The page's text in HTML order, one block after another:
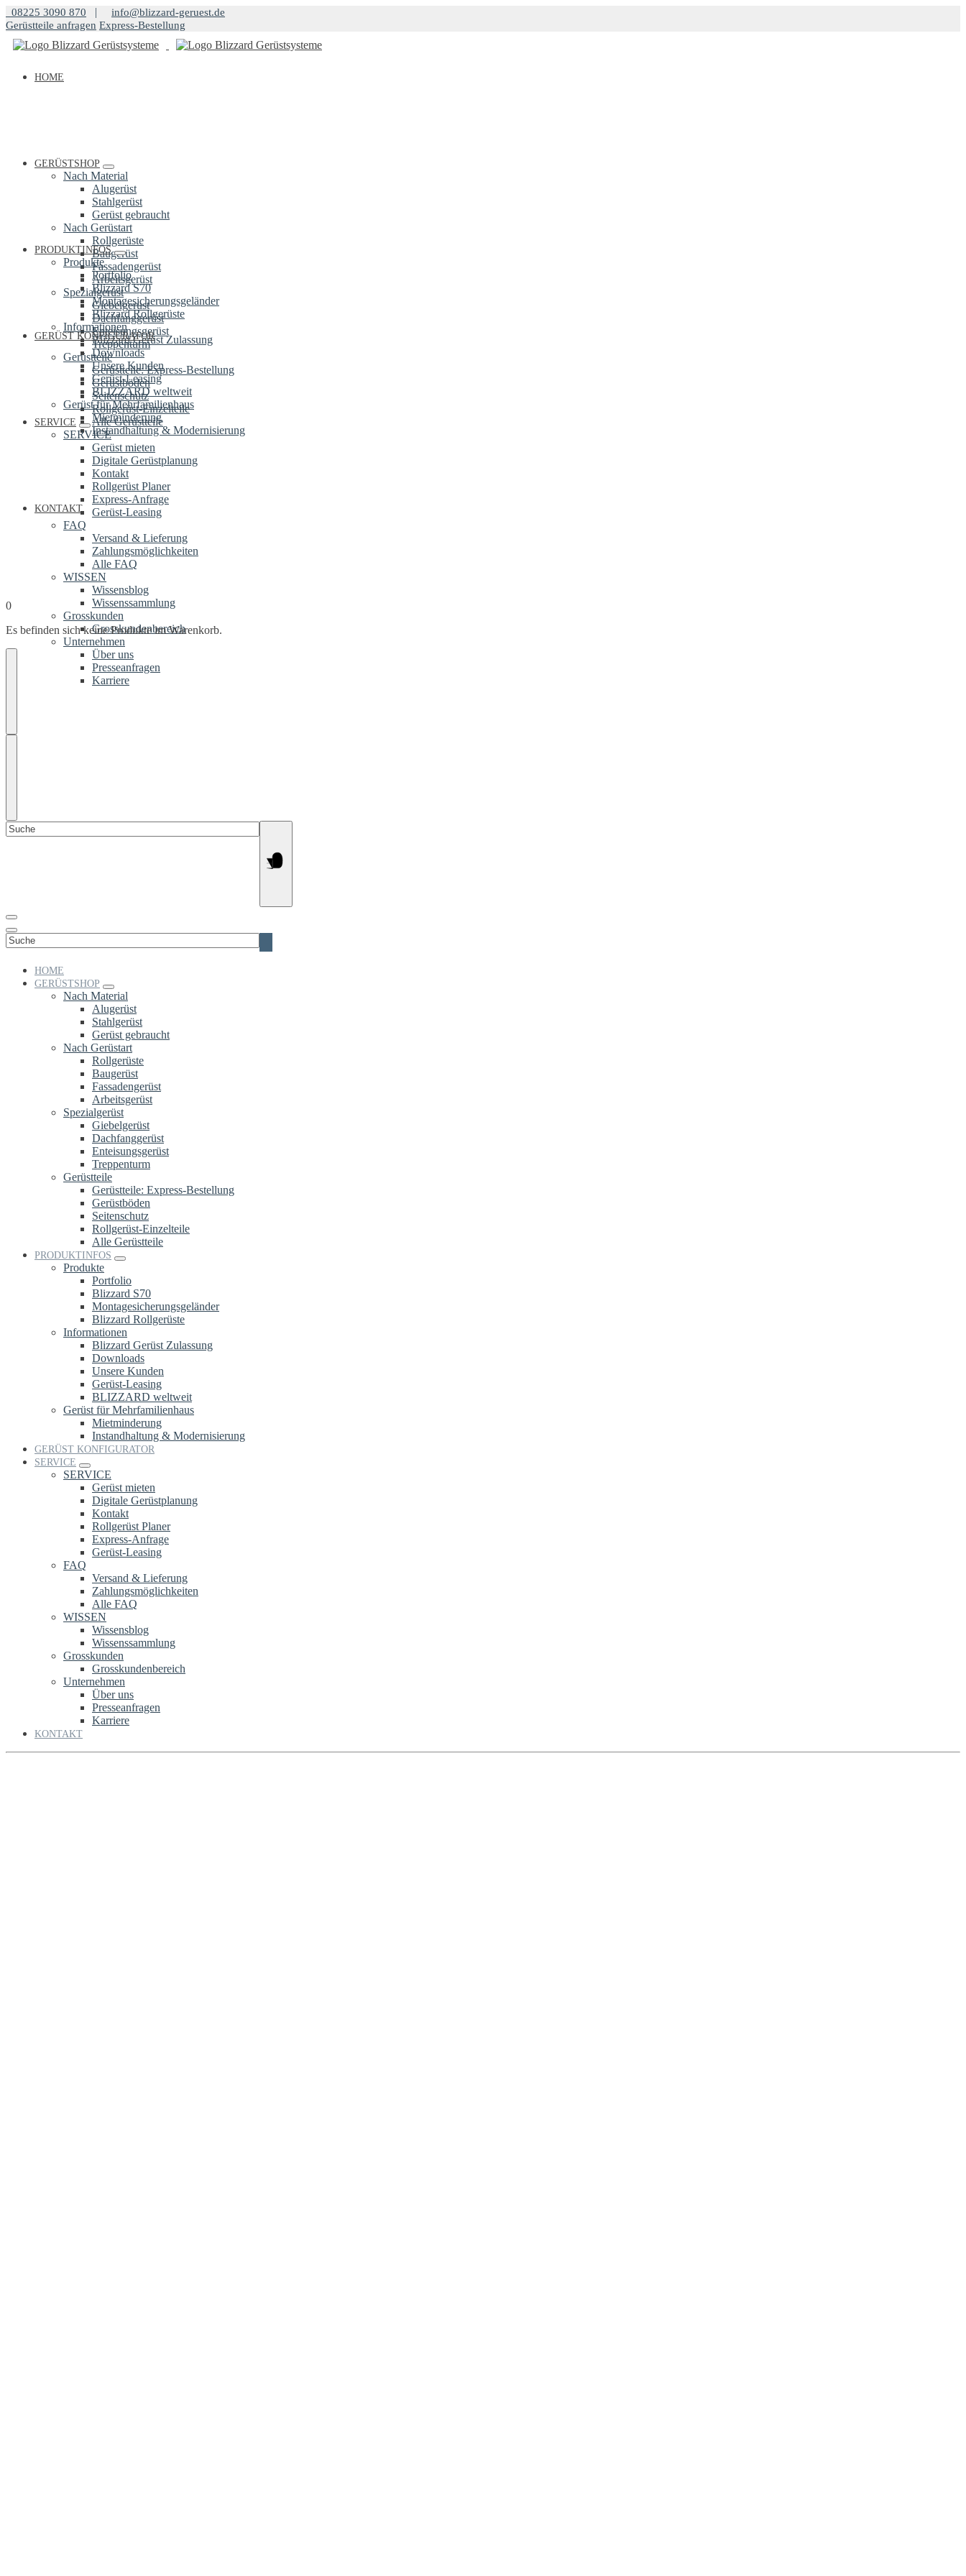
Springe
zum
Inhalt
08225 3090 870 |
info@blizzard-geruest.de
Gerüstteile anfragen Express-Bestellung
HOME
GERÜSTSHOP
Nach Material
Alugerüst
Stahlgerüst
Gerüst gebraucht
Nach Gerüstart
Rollgerüste
Baugerüst
Fassadengerüst
Arbeitsgerüst
Spezialgerüst
Giebelgerüst
Dachfanggerüst
Enteisungsgerüst
Treppenturm
Gerüstteile
Gerüstteile: Express-Bestellung
Gerüstböden
Seitenschutz
Rollgerüst-Einzelteile
Alle Gerüstteile
PRODUKTINFOS
Produkte
Portfolio
Blizzard S70
Montagesicherungsgeländer
Blizzard Rollgerüste
Informationen
Blizzard Gerüst Zulassung
Downloads
Unsere Kunden
Gerüst-Leasing
BLIZZARD weltweit
Gerüst für Mehrfamilienhaus
Mietminderung
Instandhaltung & Modernisierung
GERÜST KONFIGURATOR
SERVICE
SERVICE
Gerüst mieten
Digitale Gerüstplanung
Kontakt
Rollgerüst Planer
Express-Anfrage
Gerüst-Leasing
FAQ
Versand & Lieferung
Zahlungsmöglichkeiten
Alle FAQ
WISSEN
Wissensblog
Wissenssammlung
Grosskunden
Grosskundenbereich
Unternehmen
Über uns
Presseanfragen
Karriere
KONTAKT
0
Es befinden sich keine Produkte im Warenkorb.
Suchen
nach:
nach:
HOME
GERÜSTSHOP
Nach Material
Alugerüst
Stahlgerüst
Gerüst gebraucht
Nach Gerüstart
Rollgerüste
Baugerüst
Fassadengerüst
Arbeitsgerüst
Spezialgerüst
Giebelgerüst
Dachfanggerüst
Enteisungsgerüst
Treppenturm
Gerüstteile
Gerüstteile: Express-Bestellung
Gerüstböden
Seitenschutz
Rollgerüst-Einzelteile
Alle Gerüstteile
PRODUKTINFOS
Produkte
Portfolio
Blizzard S70
Montagesicherungsgeländer
Blizzard Rollgerüste
Informationen
Blizzard Gerüst Zulassung
Downloads
Unsere Kunden
Gerüst-Leasing
BLIZZARD weltweit
Gerüst für Mehrfamilienhaus
Mietminderung
Instandhaltung & Modernisierung
GERÜST KONFIGURATOR
SERVICE
SERVICE
Gerüst mieten
Digitale Gerüstplanung
Kontakt
Rollgerüst Planer
Express-Anfrage
Gerüst-Leasing
FAQ
Versand & Lieferung
Zahlungsmöglichkeiten
Alle FAQ
WISSEN
Wissensblog
Wissenssammlung
Grosskunden
Grosskundenbereich
Unternehmen
Über uns
Presseanfragen
Karriere
KONTAKT